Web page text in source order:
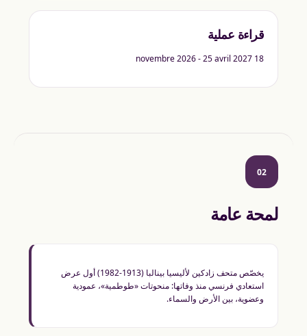
قراءة عملية
18 novembre 2026 - 25 avril 2027
02
لمحة عامة
يخصّص متحف زادكين لأليسيا بينالبا (1913-1982) أول عرض
استعادي فرنسي منذ وفاتها: منحوتات «طوطمية»، عمودية
وعضوية، بين الأرض والسماء.